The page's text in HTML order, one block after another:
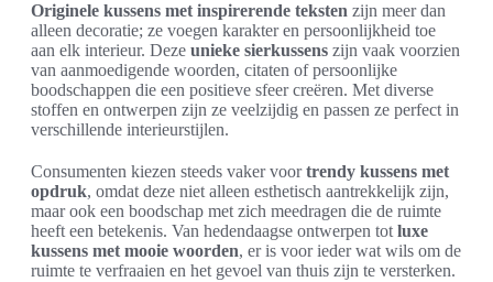
Originele kussens met inspirerende teksten zijn meer dan
alleen decoratie; ze voegen karakter en persoonlijkheid toe
aan elk interieur. Deze unieke sierkussens zijn vaak voorzien
van aanmoedigende woorden, citaten of persoonlijke
boodschappen die een positieve sfeer creëren. Met diverse
stoffen en ontwerpen zijn ze veelzijdig en passen ze perfect in
verschillende interieurstijlen.
Consumenten kiezen steeds vaker voortrendy kussens met
opdruk, omdat deze niet alleen esthetisch aantrekkelijk zijn,
maar ook een boodschap met zich meedragen die de ruimte
heeft een betekenis. Van hedendaagse ontwerpen tot luxe
kussens met mooie woorden, er is voor ieder wat wils om de
ruimte te verfraaien en het gevoel van thuis zijn te versterken.